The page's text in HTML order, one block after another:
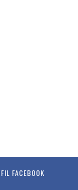
FACEBOOK